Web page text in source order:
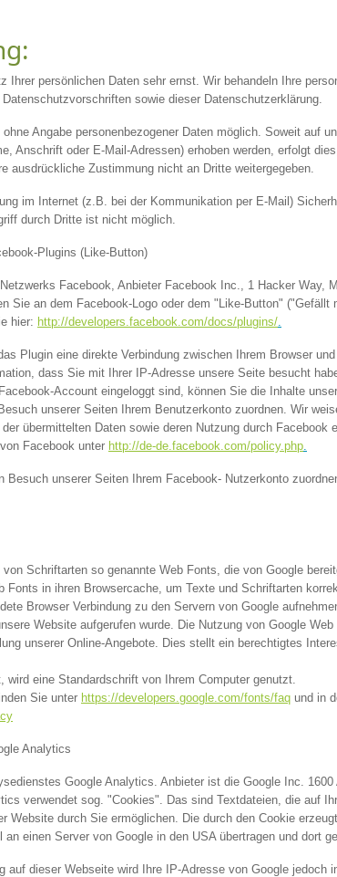
Ihrer persönlichen Daten sehr ernst. Wir behandeln Ihre
sowie dieser Datenschutzerklärung.
Angabe personenbezogener Daten möglich. Soweit auf
Anschrift oder E-Mail-Adressen) erhoben werden, erfolgt
ausdrückliche Zustimmung nicht an Dritte weitergegeben.
im Internet (z.B. bei der Kommunikation per E-Mail)
durch Dritte ist nicht möglich.
Plugins (Like-Button)
Facebook, Anbieter Facebook Inc., 1 Hacker Way,
Sie an dem Facebook-Logo oder dem "Like-Button" ("Gefällt
hier: http://developers.facebook.com/docs/plugins/
Plugin eine direkte Verbindung zwischen Ihrem Browser
dass Sie mit Ihrer IP-Adresse unsere Seite besucht
Account eingeloggt sind, können Sie die Inhalte
unserer Seiten Ihrem Benutzerkonto zuordnen. Wir
übermittelten Daten sowie deren Nutzung durch Facebook
Facebook unter http://de-de.facebook.com/policy.php
unserer Seiten Ihrem Facebook- Nutzerkonto
Schriftarten so genannte Web Fonts, die von Google
in ihren Browsercache, um Texte und Schriftarten
Browser Verbindung zu den Servern von Google
Website aufgerufen wurde. Die Nutzung von Google
unserer Online-Angebote. Dies stellt ein berechtigtes
eine Standardschrift von Ihrem Computer genutzt.
Sie unter https://developers.google.com/fonts/faq und in
Analytics
Google Analytics. Anbieter ist die Google Inc.
verwendet sog. "Cookies". Das sind Textdateien, die auf
Website durch Sie ermöglichen. Die durch den Cookie
einen Server von Google in den USA übertragen und dort
auf dieser Webseite wird Ihre IP-Adresse von Google jedoch